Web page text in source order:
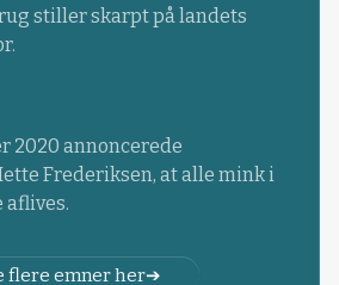
stiller skarpt på landets
2020 annoncerede
Frederiksen, at alle mink i
aflives.
flere emner her